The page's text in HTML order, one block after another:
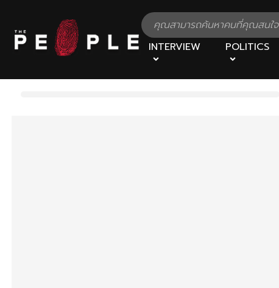
INTERVIEW POLITICS